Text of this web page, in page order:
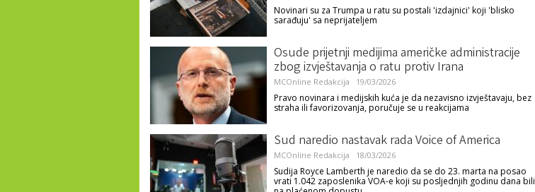
Novinari su za Trumpa u ratu su postali 'izdajnici' koji 'blisko
sarađuju' sa neprijateljem
Osude prijetnji medijima američke administracije
zbog izvještavanja o ratu protiv Irana
MCOnline Redakcija 19/03/2026
Pravo novinara i medijskih kuća je da nezavisno izvještavaju, bez
straha ili favorizovanja, poručuje se u reakcijama
Sud naredio nastavak rada Voice of America
MCOnline Redakcija 18/03/2026
Sudija Royce Lamberth je naredio da se do 23. marta na posao
vrati 1.042 zaposlenika VOA-e koji su posljednjih godinu dana bili